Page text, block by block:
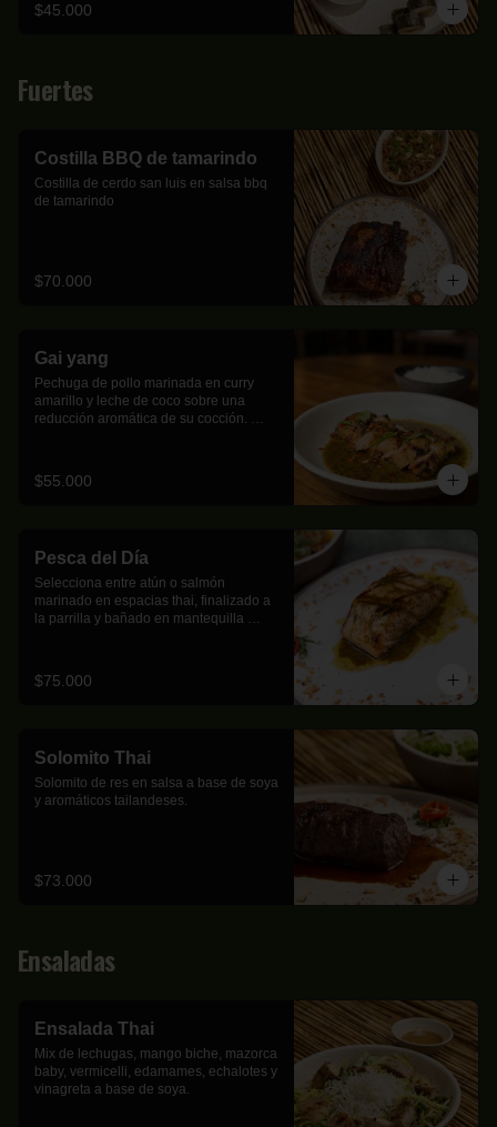
$45.000
Fuertes
Costilla BBQ de tamarindo
Costilla de cerdo san luis en salsa bbq
de tamarindo
$70.000
Gai yang
Pechuga de pollo marinada en curry
amarillo y leche de coco sobre una
reducción aromática de su cocción.
$55.000
Pesca del Día
Selecciona entre atún o salmón
marinado en espacias thai, finalizado a
la parrilla y bañado en mantequilla
$75.000
Solomito Thai
Solomito de res en salsa a base de soya
y aromáticos tailandeses.
$73.000
Ensaladas
Ensalada Thai
Mix de lechugas, mango biche, mazorca
baby, vermicelli, edamames, echalotes y
vinagreta a base de soya.